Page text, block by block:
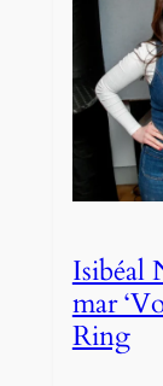
Isibéal
mar
Ring